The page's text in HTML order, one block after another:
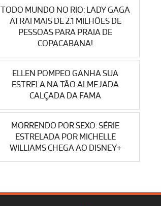
TODO MUNDO NO RIO: LADY GAGA
ATRAI MAIS DE 2.1 MILHÕES DE
PESSOAS PARA PRAIA DE
COPACABANA!
ELLEN POMPEO GANHA SUA
ESTRELA NA TÃO ALMEJADA
CALÇADA DA FAMA
MORRENDO POR SEXO: SÉRIE
ESTRELADA POR MICHELLE
WILLIAMS CHEGA AO DISNEY+